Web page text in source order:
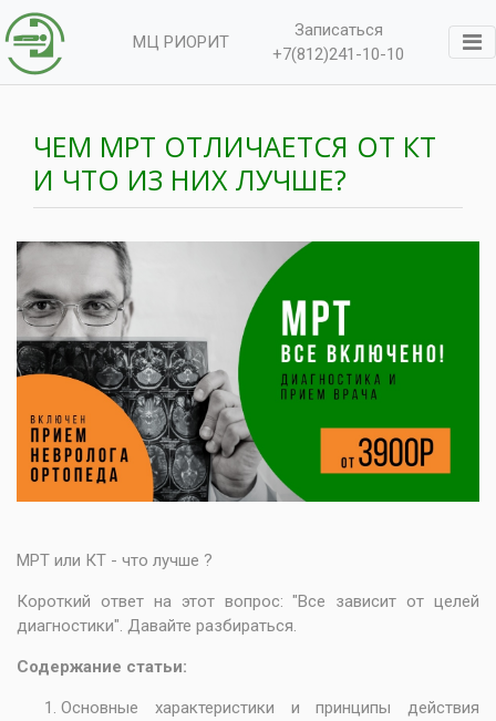
МЦ РИОРИТ
Записаться
+7(812)241-10-10
ЧЕМ МРТ ОТЛИЧАЕТСЯ ОТ КТ
И ЧТО ИЗ НИХ ЛУЧШЕ?
МРТ или КТ - что лучше ?
Короткий ответ на этот вопрос: "Все зависит от целей
диагностики". Давайте разбираться.
Содержание статьи:
Основные характеристики и принципы действия